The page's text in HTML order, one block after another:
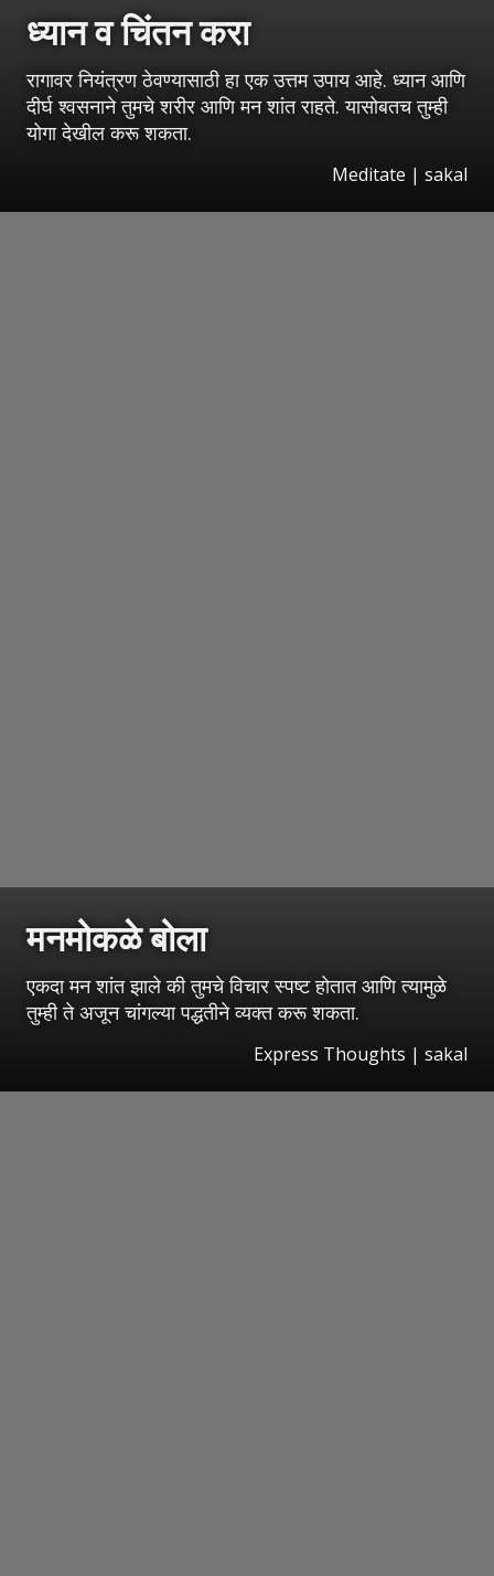
ध्यान व चिंतन करा
रागावर नियंत्रण ठेवण्यासाठी हा एक उत्तम उपाय आहे. ध्यान आणि
दीर्घ श्वसनाने तुमचे शरीर आणि मन शांत राहते. यासोबतच तुम्ही
योगा देखील करू शकता.
Meditate | sakal
मनमोकळे बोला
एकदा मन शांत झाले की तुमचे विचार स्पष्ट होतात आणि त्यामुळे
तुम्ही ते अजून चांगल्या पद्धतीने व्यक्त करू शकता.
Express Thoughts | sakal